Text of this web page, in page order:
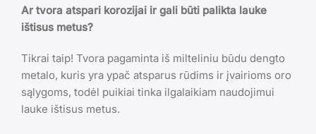
Ar tvora atspari korozijai ir gali būti palikta lauke
ištisus metus?
Tikrai taip! Tvora pagaminta iš milteliniu būdu dengto
metalo, kuris yra ypač atsparus rūdims ir įvairioms oro
sąlygoms, todėl puikiai tinka ilgalaikiam naudojimui
lauke ištisus metus.